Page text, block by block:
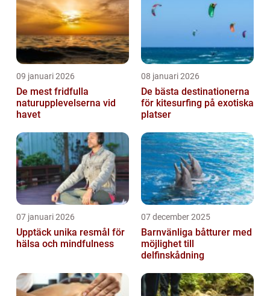
09 januari 2026
De mest fridfulla
naturupplevelserna vid
havet
08 januari 2026
De bästa destinationerna
för kitesurfing på exotiska
platser
07 januari 2026
Upptäck unika resmål för
hälsa och mindfulness
07 december 2025
Barnvänliga båtturer med
möjlighet till
delfinskådning